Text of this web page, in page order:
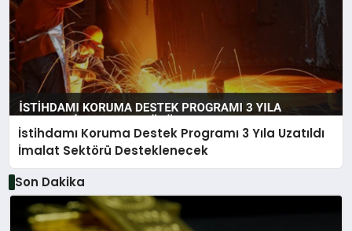
İstihdamı Koruma Destek Programı 3 Yıla Uzatıldı
İmalat Sektörü Desteklenecek
Son Dakika